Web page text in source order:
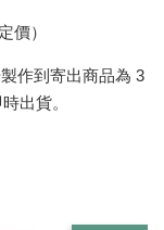
價）
作到寄出商品為 3
出貨。